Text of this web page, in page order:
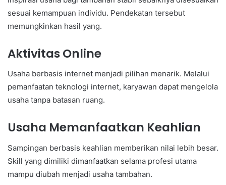
sesuai kemampuan individu. Pendekatan tersebut
memungkinkan hasil yang.
Aktivitas Online
Usaha berbasis internet menjadi pilihan menarik. Melalui
pemanfaatan teknologi internet, karyawan dapat mengelola
usaha tanpa batasan ruang.
Usaha Memanfaatkan Keahlian
Sampingan berbasis keahlian memberikan nilai lebih besar.
Skill yang dimiliki dimanfaatkan selama profesi utama
mampu diubah menjadi usaha tambahan.